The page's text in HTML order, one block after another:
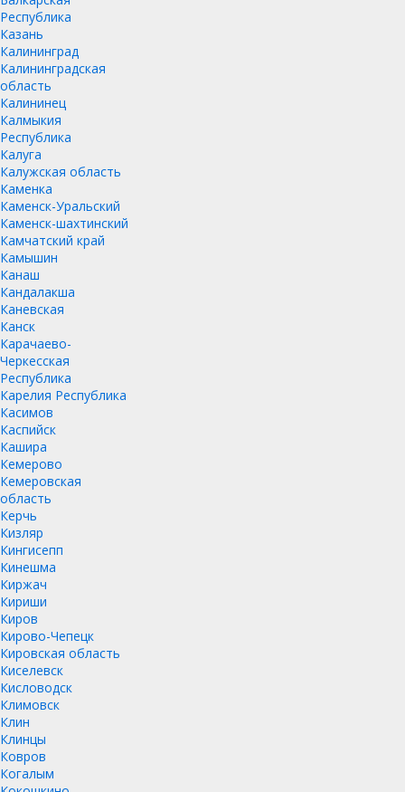
Республика
Казань
Калининград
Калининградская
область
Калининец
Калмыкия
Республика
Калуга
Калужская область
Каменка
Каменск-Уральский
Каменск-шахтинский
Камчатский край
Камышин
Канаш
Кандалакша
Каневская
Канск
Карачаево-
Черкесская
Республика
Карелия Республика
Касимов
Каспийск
Кашира
Кемерово
Кемеровская
область
Керчь
Кизляр
Кингисепп
Кинешма
Киржач
Кириши
Киров
Кирово-Чепецк
Кировская область
Киселевск
Кисловодск
Климовск
Клин
Клинцы
Ковров
Когалым